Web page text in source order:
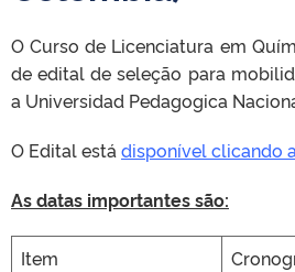
O Curso de Licenciatura em
de edital de seleção para
a Universidad Pedagogica
O Edital está disponível clicando
As datas importantes são:
Item